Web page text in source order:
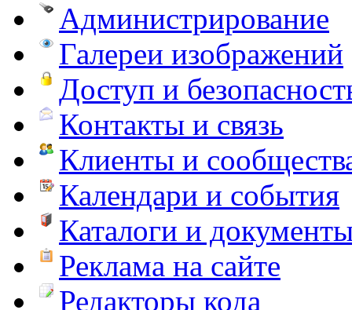
Администрирование
Галереи изображений
Доступ и
Контакты и связь
Клиенты и
Календари и события
Каталоги и
Реклама на сайте
Редакторы кода